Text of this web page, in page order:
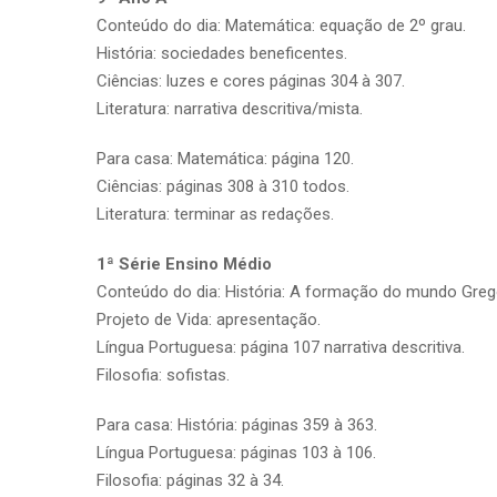
Conteúdo do dia: Matemática: equação de 2º grau.
História: sociedades beneficentes.
Ciências: luzes e cores páginas 304 à 307.
Literatura: narrativa descritiva/mista.
Para casa: Matemática: página 120.
Ciências: páginas 308 à 310 todos.
Literatura: terminar as redações.
1ª Série Ensino Médio
Conteúdo do dia: História: A formação do mundo
Projeto de Vida: apresentação.
Língua Portuguesa: página 107 narrativa descritiva.
Filosofia: sofistas.
Para casa: História: páginas 359 à 363.
Língua Portuguesa: páginas 103 à 106.
Filosofia: páginas 32 à 34.